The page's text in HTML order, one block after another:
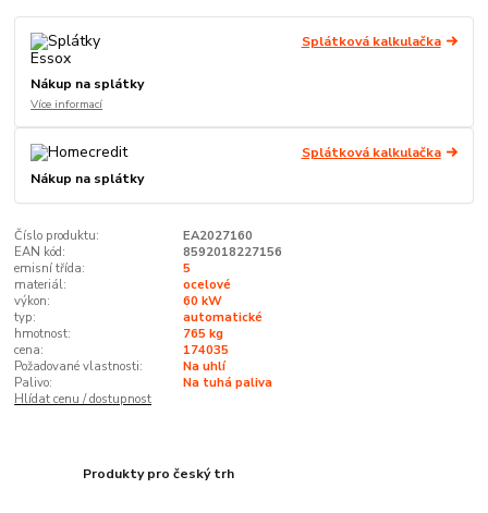
Splátková kalkulačka
Nákup na splátky
Více informací
Splátková kalkulačka
Nákup na splátky
Číslo produktu:
EA2027160
EAN kód:
8592018227156
emisní třída:
5
materiál:
ocelové
výkon:
60 kW
typ:
automatické
hmotnost:
765 kg
cena:
174035
Požadované vlastnosti:
Na uhlí
Palivo:
Na tuhá paliva
Hlídat cenu / dostupnost
Produkty pro český trh